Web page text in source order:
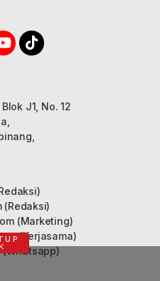
J1, No. 12
(Redaksi)
(Marketing)
(Kerjasama)
(Whatsapp)